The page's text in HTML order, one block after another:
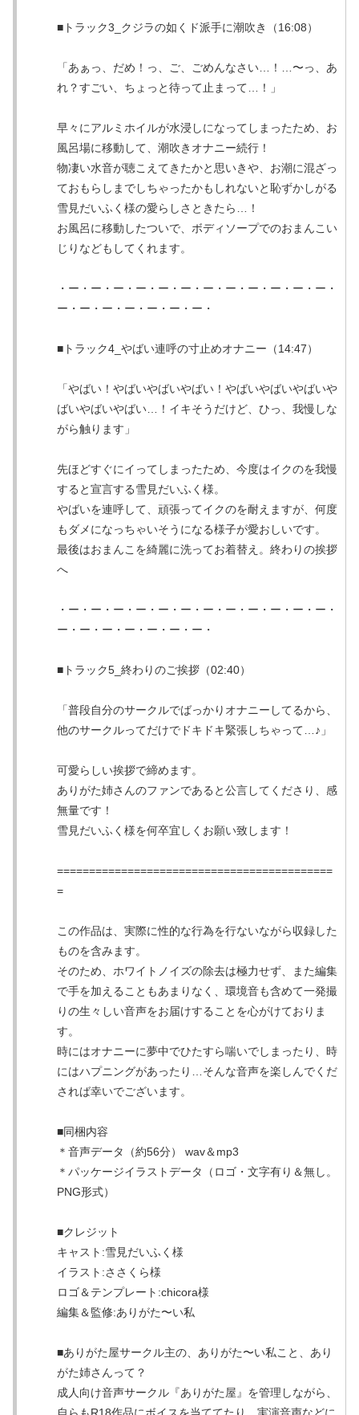
■トラック3_クジラの如くド派手に潮吹き（16:08）
「あぁっ、だめ！っ、ご、ごめんなさい…！…〜っ、あ
れ？すごい、ちょっと待って止まって…！」
早々にアルミホイルが水浸しになってしまったため、お
風呂場に移動して、潮吹きオナニー続行！
物凄い水音が聴こえてきたかと思いきや、お潮に混ざっ
ておもらしまでしちゃったかもしれないと恥ずかしがる
雪見だいふく様の愛らしさときたら…！
お風呂に移動したついで、ボディソープでのおまんこい
じりなどもしてくれます。
・ー・ー・ー・ー・ー・ー・ー・ー・ー・ー・ー・ー・
ー・ー・ー・ー・ー・ー・ー・
■トラック4_やばい連呼の寸止めオナニー（14:47）
「やばい！やばいやばいやばい！やばいやばいやばいや
ばいやばいやばい…！イキそうだけど、ひっ、我慢しな
がら触ります」
先ほどすぐにイってしまったため、今度はイクのを我慢
すると宣言する雪見だいふく様。
やばいを連呼して、頑張ってイクのを耐えますが、何度
もダメになっちゃいそうになる様子が愛おしいです。
最後はおまんこを綺麗に洗ってお着替え。終わりの挨拶
へ
・ー・ー・ー・ー・ー・ー・ー・ー・ー・ー・ー・ー・
ー・ー・ー・ー・ー・ー・ー・
■トラック5_終わりのご挨拶（02:40）
「普段自分のサークルでばっかりオナニーしてるから、
他のサークルってだけでドキドキ緊張しちゃって…♪」
可愛らしい挨拶で締めます。
ありがた姉さんのファンであると公言してくださり、感
無量です！
雪見だいふく様を何卒宜しくお願い致します！
===========================================
=
この作品は、実際に性的な行為を行ないながら収録した
ものを含みます。
そのため、ホワイトノイズの除去は極力せず、また編集
で手を加えることもあまりなく、環境音も含めて一発撮
りの生々しい音声をお届けすることを心がけておりま
す。
時にはオナニーに夢中でひたすら喘いでしまったり、時
にはハプニングがあったり…そんな音声を楽しんでくだ
されば幸いでございます。
■同梱内容
＊音声データ（約56分） wav＆mp3
＊パッケージイラストデータ（ロゴ・文字有り＆無し。
PNG形式）
■クレジット
キャスト:雪見だいふく様
イラスト:ささくら様
ロゴ＆テンプレート:chicora様
編集＆監修:ありがた〜い私
■ありがた屋サークル主の、ありがた〜い私こと、あり
がた姉さんって？
成人向け音声サークル『ありがた屋』を管理しながら、